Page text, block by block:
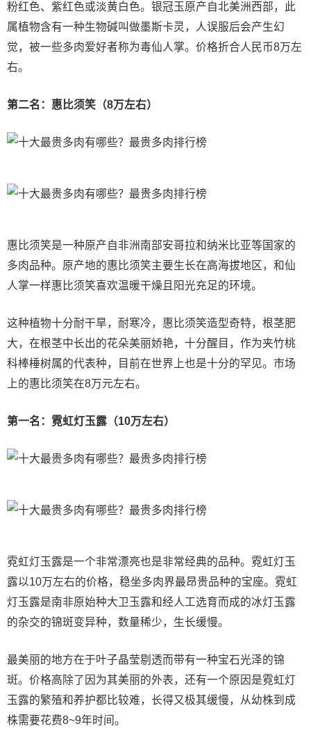
粉红色、紫红色或淡黄白色。银冠玉原产自北美洲西部，此
属植物含有一种生物碱叫做墨斯卡灵，人误服后会产生幻
觉，被一些多肉爱好者称为毒仙人掌。价格折合人民币8万左
右。
第二名：惠比须笑（8万左右）
惠比须笑是一种原产自非洲南部安哥拉和纳米比亚等国家的
多肉品种。原产地的惠比须笑主要生长在高海拔地区，和仙
人掌一样惠比须笑喜欢温暖干燥且阳光充足的环境。
这种植物十分耐干旱，耐寒冷，惠比须笑造型奇特，根茎肥
大，在根茎中长出的花朵美丽娇艳，十分醒目，作为夹竹桃
科棒棰树属的代表种，目前在世界上也是十分的罕见。市场
上的惠比须笑在8万元左右。
第一名：霓虹灯玉露（10万左右）
霓虹灯玉露是一个非常漂亮也是非常经典的品种。霓虹灯玉
露以10万左右的价格，稳坐多肉界最昂贵品种的宝座。霓虹
灯玉露是南非原始种大卫玉露和经人工选育而成的冰灯玉露
的杂交的锦斑变异种，数量稀少，生长缓慢。
最美丽的地方在于叶子晶莹剔透而带有一种宝石光泽的锦
斑。价格高除了因为其美丽的外表，还有一个原因是霓虹灯
玉露的繁殖和养护都比较难，长得又极其缓慢，从幼株到成
株需要花费8~9年时间。